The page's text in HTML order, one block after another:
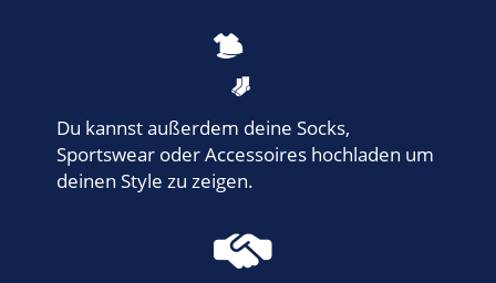
Du kannst außerdem deine Socks,
Sportswear oder Accessoires hochladen um
deinen Style zu zeigen.